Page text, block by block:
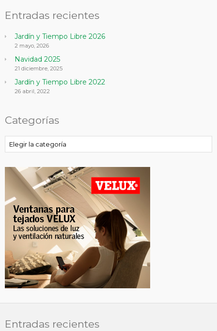
Entradas recientes
Jardín y Tiempo Libre 2026
2 mayo, 2026
Navidad 2025
21 diciembre, 2025
Jardín y Tiempo Libre 2022
26 abril, 2022
Categorías
Categorías
Entradas recientes